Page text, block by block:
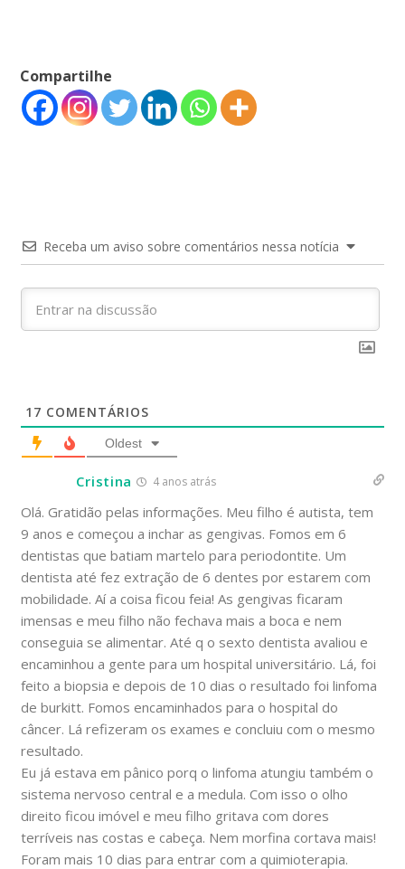
Compartilhe
Receba um aviso sobre comentários nessa notícia
17 COMENTÁRIOS
Oldest
Cristina 4 anos atrás
Olá. Gratidão pelas informações. Meu filho é autista, tem
9 anos e começou a inchar as gengivas. Fomos em 6
dentistas que batiam martelo para periodontite. Um
dentista até fez extração de 6 dentes por estarem com
mobilidade. Aí a coisa ficou feia! As gengivas ficaram
imensas e meu filho não fechava mais a boca e nem
conseguia se alimentar. Até q o sexto dentista avaliou e
encaminhou a gente para um hospital universitário. Lá, foi
feito a biopsia e depois de 10 dias o resultado foi linfoma
de burkitt. Fomos encaminhados para o hospital do
câncer. Lá refizeram os exames e concluiu com o mesmo
resultado.
Eu já estava em pânico porq o linfoma atungiu também o
sistema nervoso central e a medula. Com isso o olho
direito ficou imóvel e meu filho gritava com dores
terríveis nas costas e cabeça. Nem morfina cortava mais!
Foram mais 10 dias para entrar com a quimioterapia.